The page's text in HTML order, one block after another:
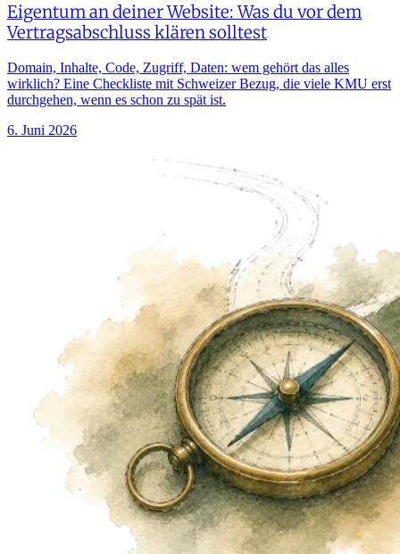
Eigentum an deiner Website: Was du vor dem
Vertragsabschluss klären solltest
Domain, Inhalte, Code, Zugriff, Daten: wem gehört das alles
wirklich? Eine Checkliste mit Schweizer Bezug, die viele KMU erst
durchgehen, wenn es schon zu spät ist.
6. Juni 2026